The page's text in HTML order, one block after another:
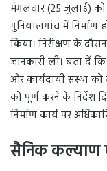
मंगलवार (25 जुलाई)
गुनियालगांव में निर्माण
किया। निरीक्षण के
जानकारी ली। बता दें
और कार्यदायी संस्था
को पूर्ण करने के निर्देश
निर्माण कार्य पर
सैनिक कल्याण